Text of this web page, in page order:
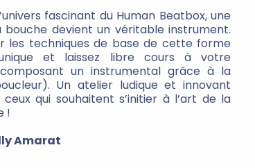
fascinant du Human Beatbox, une
bouche devient un véritable instrument.
les techniques de base de cette forme
unique et laissez libre cours à votre
un instrumental grâce à la
Un atelier ludique et innovant
qui souhaitent s’initier à l’art de la
!
Amarat